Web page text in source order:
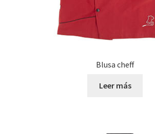
Blusa cheff
Leer más